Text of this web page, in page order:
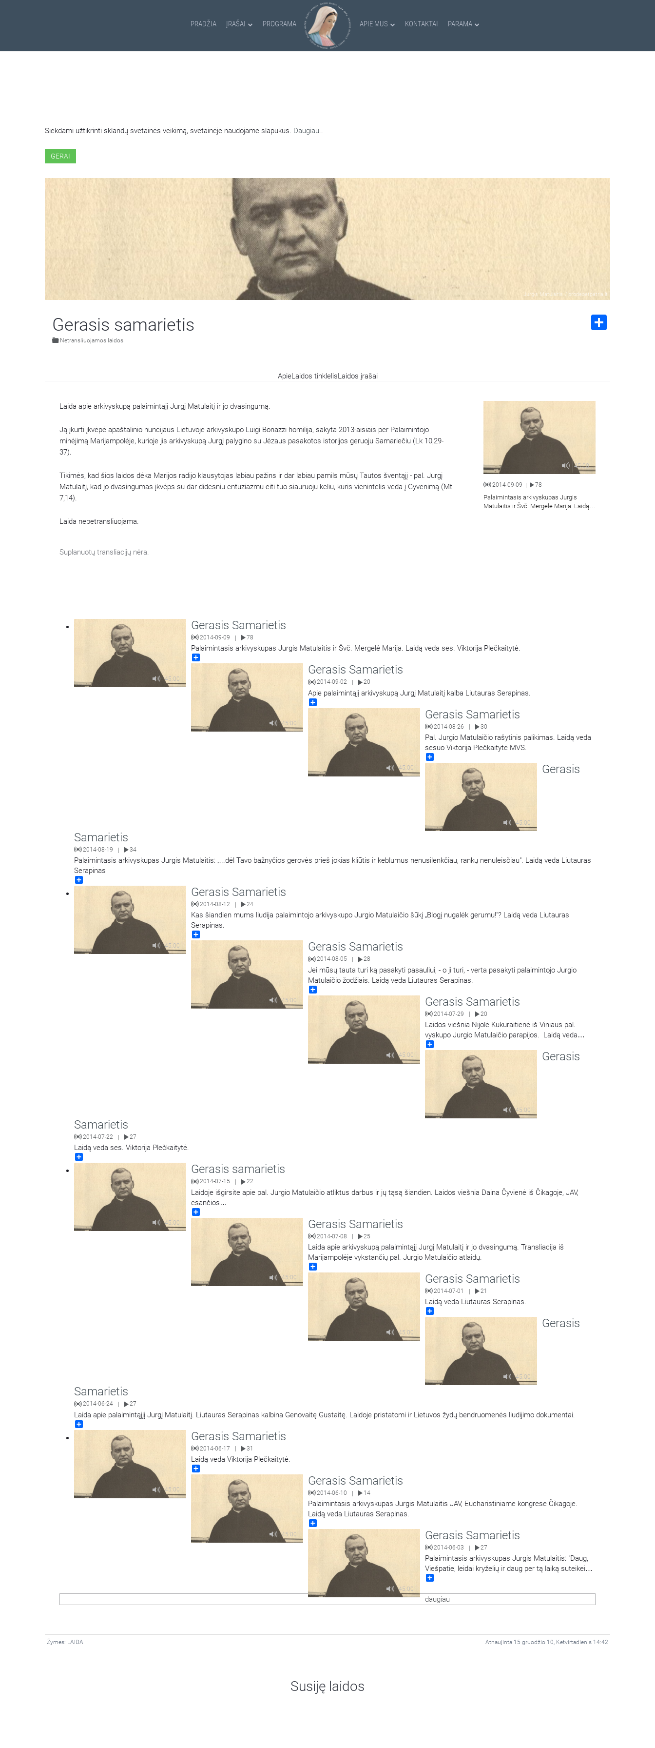
PRADŽIA ĮRAŠAI PROGRAMA APIE MUS KONTAKTAI PARAMA
Siekdami užtikrinti sklandų svetainės veikimą, svetainėje naudojame slapukus. Daugiau..
GERAI
Jurgis Matulaitis / prodeoetpatria.lt
Gerasis samarietis
Netransliuojamos laidos
ApieLaidos tinklelisLaidos įrašai
Laida apie arkivyskupą palaimintąjį Jurgį Matulaitį ir jo dvasingumą.
Ją įkurti įkvėpė apaštalinio nuncijaus Lietuvoje arkivyskupo Luigi Bonazzi homilija, sakyta 2013-aisiais per Palaimintojo
minėjimą Marijampolėje, kurioje jis arkivyskupą Jurgį palygino su Jėzaus pasakotos istorijos geruoju Samariečiu (Lk 10,29-
37).
Tikimės, kad šios laidos dėka Marijos radijo klausytojas labiau pažins ir dar labiau pamils mūsų Tautos šventąjį - pal. Jurgį
Matulaitį, kad jo dvasingumas įkvėps su dar didesniu entuziazmu eiti tuo siauruoju keliu, kuris vienintelis veda į Gyvenimą (Mt
7,14).
Laida nebetransliuojama.
45:00
2014-09-09 | 78
Palaimintasis arkivyskupas Jurgis
Matulaitis ir Švč. Mergelė Marija. Laidą
Suplanuotų transliacijų nėra.
45:00
Gerasis Samarietis
2014-09-09 | 78
Palaimintasis arkivyskupas Jurgis Matulaitis ir Švč. Mergelė Marija. Laidą veda ses. Viktorija Plečkaitytė.
45:00
Gerasis Samarietis
2014-09-02 20
Apie palaimintąjį arkivyskupą Jurgį Matulaitį kalba Liutauras Serapinas.
45:00
Gerasis Samarietis
2014-08-26 30
Pal. Jurgio Matulaičio rašytinis palikimas. Laidą veda
sesuo Viktorija Plečkaitytė MVS.
45:00
Gerasis
Samarietis
2014-08-19 | 34
Palaimintasis arkivyskupas Jurgis Matulaitis: „...dėl Tavo bažnyčios gerovės prieš jokias kliūtis ir keblumus nenusilenkčiau, rankų nenuleisčiau". Laidą veda Liutauras
Serapinas
45:00
Gerasis Samarietis
2014-08-12 | 24
Kas šiandien mums liudija palaimintojo arkivyskupo Jurgio Matulaičio šūkį „Blogį nugalėk gerumu!"? Laidą veda Liutauras
Serapinas.
45:00
Gerasis Samarietis
2014-08-05 28
Jei mūsų tauta turi ką pasakyti pasauliui, - o ji turi, - verta pasakyti palaimintojo Jurgio
Matulaičio žodžiais. Laidą veda Liutauras Serapinas.
45:00
Gerasis Samarietis
2014-07-29 20
Laidos viešnia Nijolė Kukuraitienė iš Viniaus pal.
vyskupo Jurgio Matulaičio parapijos. Laidą veda
Liutauras Serapinas.
45:00
Gerasis
Samarietis
2014-07-22 | 27
Laidą veda ses. Viktorija Plečkaitytė.
45:00
Gerasis samarietis
2014-07-15 22
Laidoje išgirsite apie pal. Jurgio Matulaičio atliktus darbus ir jų tąsą šiandien. Laidos viešnia Daina Čyvienė iš Čikagoje, JAV,
esančios…
45:00
Gerasis Samarietis
2014-07-08 25
Laida apie arkivyskupą palaimintąjį Jurgį Matulaitį ir jo dvasingumą. Transliacija iš
Marijampolėje vykstančių pal. Jurgio Matulaičio atlaidų.
45:00
Gerasis Samarietis
2014-07-01 | 21
Laidą veda Liutauras Serapinas.
45:00
Gerasis
Samarietis
2014-06-24 27
Laida apie palaimintąjįį Jurgį Matulaitį. Liutauras Serapinas kalbina Genovaitę Gustaitę. Laidoje pristatomi ir Lietuvos žydų bendruomenės liudijimo dokumentai.
45:00
Gerasis Samarietis
2014-06-17 31
Laidą veda Viktorija Plečkaitytė.
45:00
Gerasis Samarietis
2014-06-10 | 14
Palaimintasis arkivyskupas Jurgis Matulaitis JAV, Eucharistiniame kongrese Čikagoje.
Laidą veda Liutauras Serapinas.
45:00
Gerasis Samarietis
2014-06-03 | 27
Palaimintasis arkivyskupas Jurgis Matulaitis: "Daug,
Viešpatie, leidai kryželių ir daug per tą laiką suteikei
ypatingų malonių". Laidą veda Liutauras Serapinas
daugiau
Žymės: LAIDA Atnaujinta 15 gruodžio 10, Ketvirtadienis 14:42
Susiję laidos